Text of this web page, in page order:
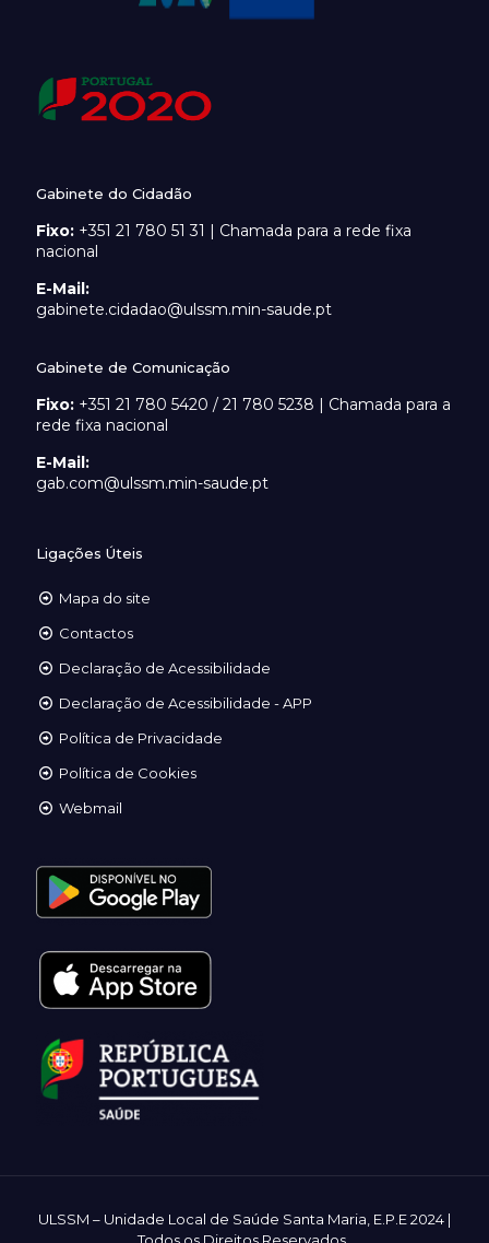
Gabinete do Cidadão
Fixo: +351 21 780 51 31 | Chamada para a rede fixa
nacional
E-Mail:
gabinete.cidadao@ulssm.min-saude.pt
Gabinete de Comunicação
Fixo: +351 21 780 5420 / 21 780 5238 | Chamada para a
rede fixa nacional
E-Mail:
gab.com@ulssm.min-saude.pt
Ligações Úteis
Mapa do site
Contactos
Declaração de Acessibilidade
Declaração de Acessibilidade - APP
Política de Privacidade
Política de Cookies
Webmail
ULSSM – Unidade Local de Saúde Santa Maria, E.P.E 2024 |